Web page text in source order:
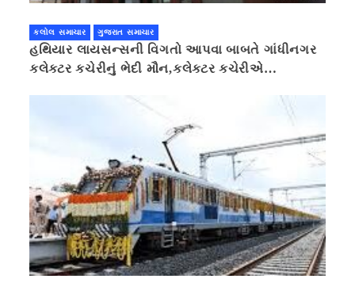
કલોલ સમાચાર ગુજરાત સમાચાર
હથિયાર લાયસન્સની વિગતો આપવા બાબતે ગાંધીનગર
કલેક્ટર કચેરીનું ભેદી મૌન,કલેક્ટર કચેરીએ